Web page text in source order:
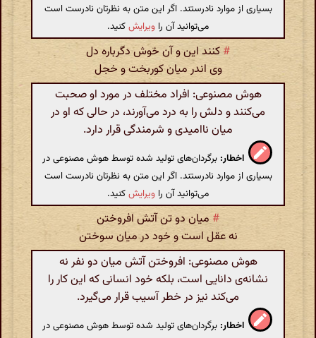
بسیاری از موارد نادرستند. اگر این متن به نظرتان نادرست است
می‌توانید آن را ویرایشکنید.
# کنند این و آن خوش دگرباره دل
وی اندر میان کوربخت و خجل
هوش مصنوعی: افراد مختلف در مورد او صحبت
می‌کنند و دلش را به درد می‌آورند، در حالی که او در
میان ناامیدی و شرمندگی قرار دارد.
اخطار: برگردان‌های تولید شده توسط هوش مصنوعی در
بسیاری از موارد نادرستند. اگر این متن به نظرتان نادرست است
می‌توانید آن را ویرایشکنید.
#میان دو تن آتش افروختن
نه عقل است و خود در میان سوختن
هوش مصنوعی: افروختن آتش میان دو نفر نه
نشانه‌ی دانایی است، بلکه خود انسانی که این کار را
می‌کند نیز در خطر آسیب قرار می‌گیرد.
اخطار: برگردان‌های تولید شده توسط هوش مصنوعی در